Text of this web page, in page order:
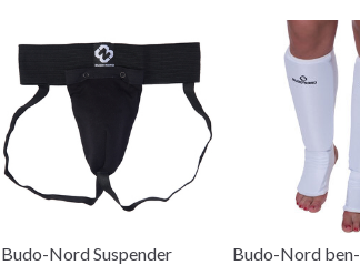
Budo-Nord Suspender
Budo-Nord ben-